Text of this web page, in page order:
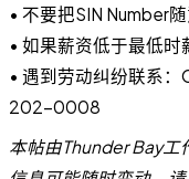
• 不要把SIN Number
• 如果薪资低于最低
• 遇到劳动纠纷联系
202-0008
本帖由Thunder Bay工